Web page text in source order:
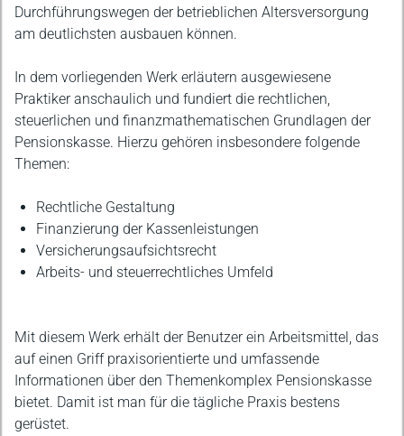
Durchführungswegen der betrieblichen Altersversorgung
am deutlichsten ausbauen können.
In dem vorliegenden Werk erläutern ausgewiesene
Praktiker anschaulich und fundiert die rechtlichen,
steuerlichen und finanzmathematischen Grundlagen der
Pensionskasse. Hierzu gehören insbesondere folgende
Themen:
Rechtliche Gestaltung
Finanzierung der Kassenleistungen
Versicherungsaufsichtsrecht
Arbeits- und steuerrechtliches Umfeld
Mit diesem Werk erhält der Benutzer ein Arbeitsmittel, das
auf einen Griff praxisorientierte und umfassende
Informationen über den Themenkomplex Pensionskasse
bietet. Damit ist man für die tägliche Praxis bestens
gerüstet.